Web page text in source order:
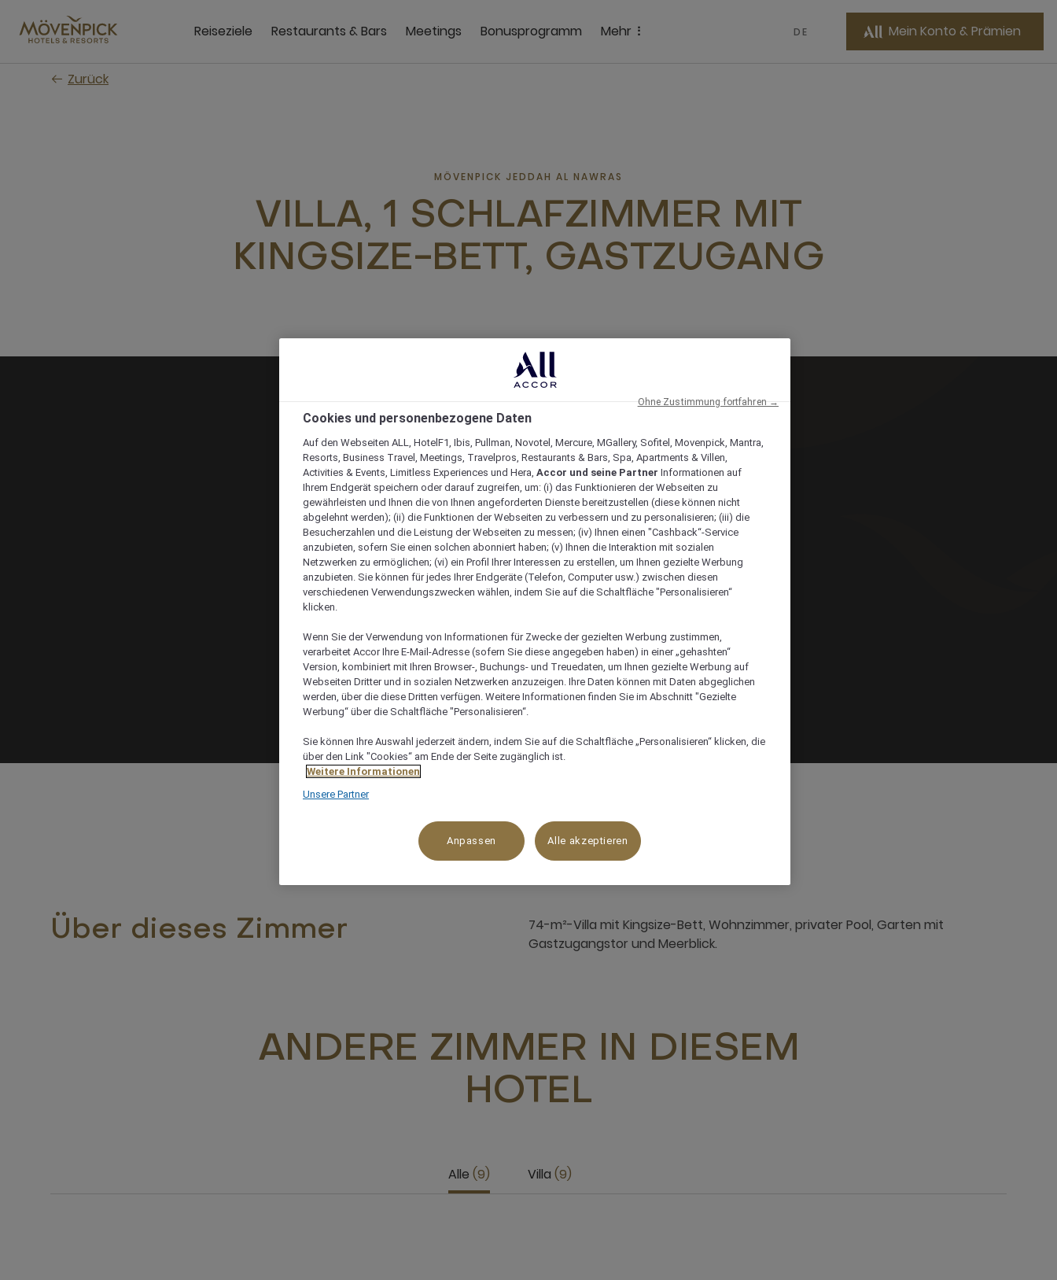
Hauptinhalt
wechseln
Reiseziele Restaurants & Bars Meetings Bonusprogramm Mehr DE Mein Konto & Prämien
Zurück
MÖVENPICK JEDDAH AL NAWRAS
VILLA, 1 SCHLAFZIMMER MIT
KINGSIZE-BETT, GASTZUGANG
Verfügbarkeit anzeigen
Über dieses Zimmer
74-m²-Villa mit Kingsize-Bett, Wohnzimmer, privater Pool, Garten mit
Gastzugangstor und Meerblick.
ANDERE ZIMMER IN DIESEM
HOTEL
Alle 9 Villa 9
Cookies und personenbezogene Daten
Auf den Webseiten ALL, HotelF1, Ibis, Pullman, Novotel, Mercure, MGallery, Sofitel, Movenpick, Mantra,
Resorts, Business Travel, Meetings, Travelpros, Restaurants & Bars, Spa, Apartments & Villen,
Activities & Events, Limitless Experiences und Hera, Accor und seine Partner Informationen auf
Ihrem Endgerät speichern oder darauf zugreifen, um: (i) das Funktionieren der Webseiten zu
gewährleisten und Ihnen die von Ihnen angeforderten Dienste bereitzustellen (diese können nicht
abgelehnt werden); (ii) die Funktionen der Webseiten zu verbessern und zu personalisieren; (iii) die
Besucherzahlen und die Leistung der Webseiten zu messen; (iv) Ihnen einen "Cashback“-Service
anzubieten, sofern Sie einen solchen abonniert haben; (v) Ihnen die Interaktion mit sozialen
Netzwerken zu ermöglichen; (vi) ein Profil Ihrer Interessen zu erstellen, um Ihnen gezielte Werbung
anzubieten. Sie können für jedes Ihrer Endgeräte (Telefon, Computer usw.) zwischen diesen
verschiedenen Verwendungszwecken wählen, indem Sie auf die Schaltfläche "Personalisieren“
klicken.
Wenn Sie der Verwendung von Informationen für Zwecke der gezielten Werbung zustimmen,
verarbeitet Accor Ihre E-Mail-Adresse (sofern Sie diese angegeben haben) in einer „gehashten“
Version, kombiniert mit Ihren Browser-, Buchungs- und Treuedaten, um Ihnen gezielte Werbung auf
Webseiten Dritter und in sozialen Netzwerken anzuzeigen. Ihre Daten können mit Daten abgeglichen
werden, über die diese Dritten verfügen. Weitere Informationen finden Sie im Abschnitt "Gezielte
Werbung“ über die Schaltfläche "Personalisieren“.
Sie können Ihre Auswahl jederzeit ändern, indem Sie auf die Schaltfläche „Personalisieren“ klicken, die
über den Link "Cookies“ am Ende der Seite zugänglich ist.
Weitere Informationen
Unsere Partner
Anpassen Alle akzeptieren
Ohne Zustimmung fortfahren →